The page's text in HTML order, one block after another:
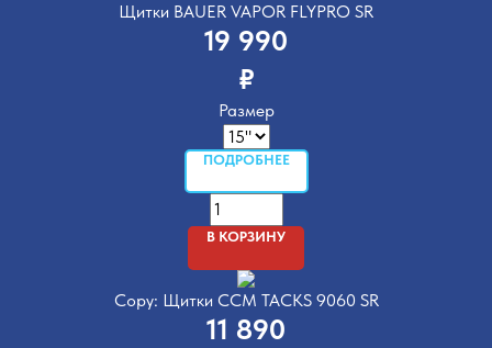
Щитки BAUER VAPOR FLYPRO SR
19 990
₽
Размер
ПОДРОБНЕЕ
В КОРЗИНУ
Copy: Щитки CCM TACKS 9060 SR
11 890